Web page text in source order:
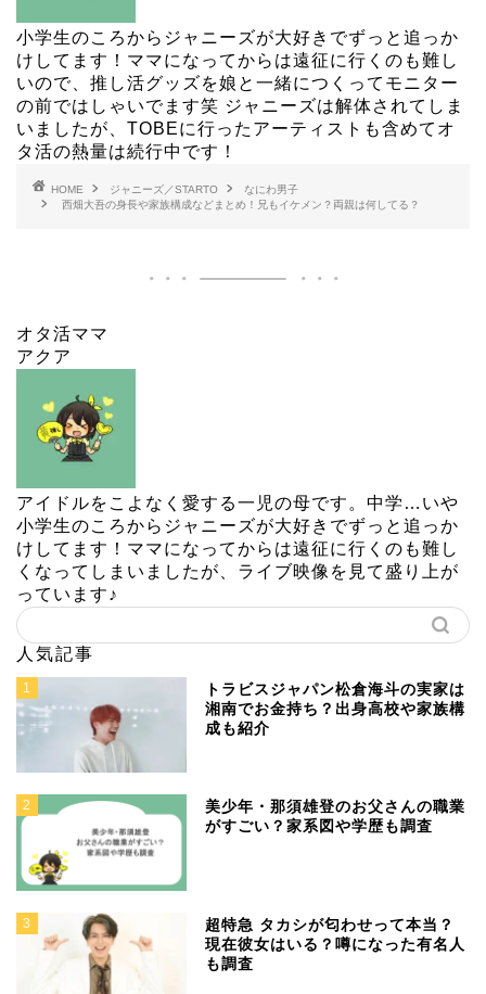
小学生のころからジャニーズが大好きでずっと追っか
けしてます！ママになってからは遠征に行くのも難し
いので、推し活グッズを娘と一緒につくってモニター
の前ではしゃいでます笑 ジャニーズは解体されてしま
いましたが、TOBEに行ったアーティストも含めてオ
タ活の熱量は続行中です！
HOME ジャニーズ／STARTO
なにわ男子
西畑大吾の身長や家族構成などまとめ！兄もイケメン？両親は何してる？
オタ活ママ
アクア
アイドルをこよなく愛する一児の母です。中学…いや
小学生のころからジャニーズが大好きでずっと追っか
けしてます！ママになってからは遠征に行くのも難し
くなってしまいましたが、ライブ映像を見て盛り上が
っています♪
人気記事
1
トラビスジャパン松倉海斗の実家は
湘南でお金持ち？出身高校や家族構
成も紹介
2
美少年・那須雄登のお父さんの職業
がすごい？家系図や学歴も調査
3
超特急 タカシが匂わせって本当？
現在彼女はいる？噂になった有名人
も調査